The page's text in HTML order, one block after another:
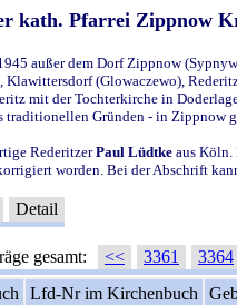
kath. Pfarrei Zippnow
außer dem Dorf Zippnow
Klawittersdorf (Glowaczewo),
mit der Tochterkirche in
traditionellen Gründen - in Zippnow
RederitzerPaul Lüdtke aus Köln.
worden. Bei der Abschrift
Detail
gesamt: << 3361 3364
Lfd-Nr im Kirchenbuch